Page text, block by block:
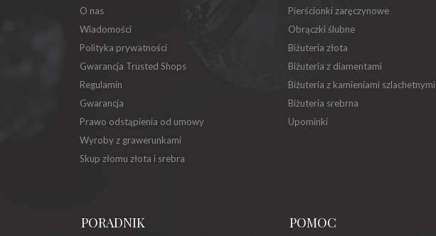
O nas
Wiadomości
Polityka prywatności
Gwarancja Trusted Shops
Regulamin
Gwarancja
Prawo odstąpienia od umowy
Wyroby z grawerunkami
Skup złomu złota i srebra
Pierścionki zaręczynowe
Obrączki ślubne
Biżuteria złota
Biżuteria z diamentami
Biżuteria z kamieniami szlachetnymi
Biżuteria srebrna
Upominki
PORADNIK POMOC